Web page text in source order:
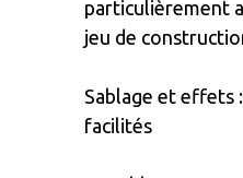
particulièrement
jeu de
Sablage et effets
facilités